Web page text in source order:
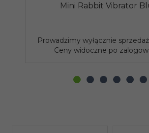
Mini Rabbit Vibrator
Prowadzimy wyłącznie
Ceny widoczne po